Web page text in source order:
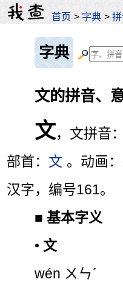
首页 > 字典 >
字典
文的拼音、
文，文拼音
部首： 文 。动画：
汉字，编号161。
■基本字义
• 文
wén ㄨㄣˊ